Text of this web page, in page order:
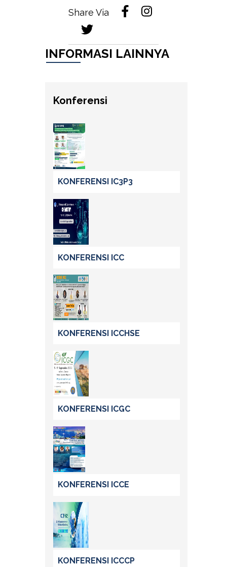
Share Via
INFORMASI LAINNYA
Konferensi
KONFERENSI IC3P3
KONFERENSI ICC
KONFERENSI ICCHSE
KONFERENSI ICGC
KONFERENSI ICCE
KONFERENSI ICCCP